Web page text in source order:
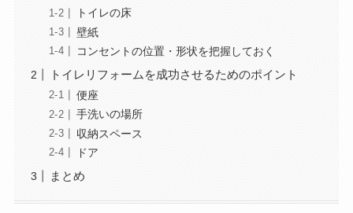
トイレの床
壁紙
コンセントの位置・形状を把握しておく
トイレリフォームを成功させるためのポイント
便座
手洗いの場所
収納スペース
ドア
まとめ